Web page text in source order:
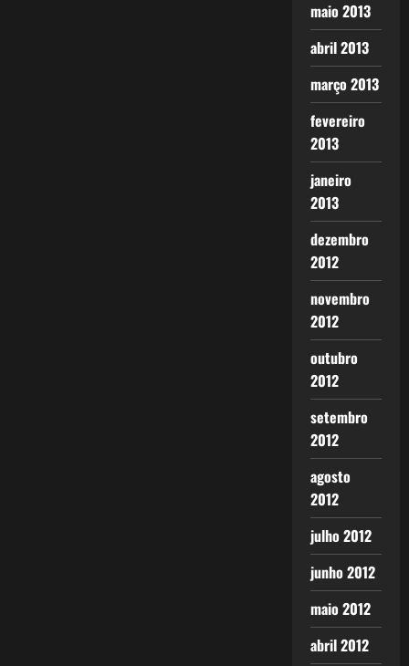
maio 2013
abril 2013
março 2013
fevereiro
2013
janeiro
2013
dezembro
2012
novembro
2012
outubro
2012
setembro
2012
agosto
2012
julho 2012
junho 2012
maio 2012
abril 2012